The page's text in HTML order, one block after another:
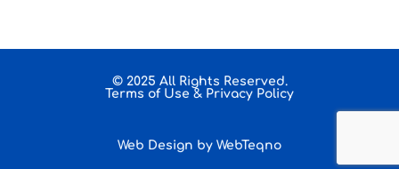
© 2025 All Rights Reserved.
Terms of Use & Privacy Policy
Web Design by WebTeqno